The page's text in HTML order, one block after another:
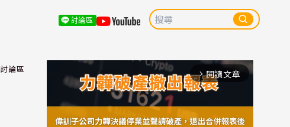
討論區
討論區 arrow_forward_ios 閱讀文章